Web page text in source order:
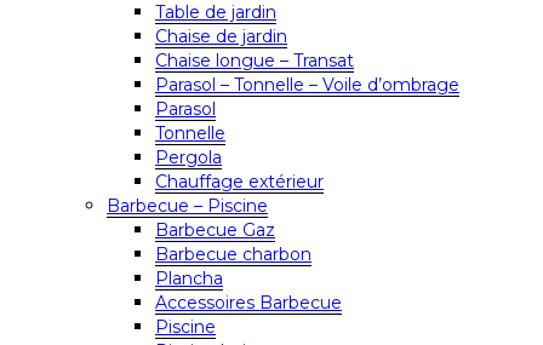
Table de jardin
Chaise de jardin
Chaise longue – Transat
Parasol – Tonnelle – Voile d’ombrage
Parasol
Tonnelle
Pergola
Chauffage extérieur
Barbecue – Piscine
Barbecue Gaz
Barbecue charbon
Plancha
Accessoires Barbecue
Piscine